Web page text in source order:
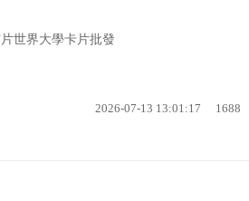
世界大學卡片批發
2026-07-13 13:01:17 1688